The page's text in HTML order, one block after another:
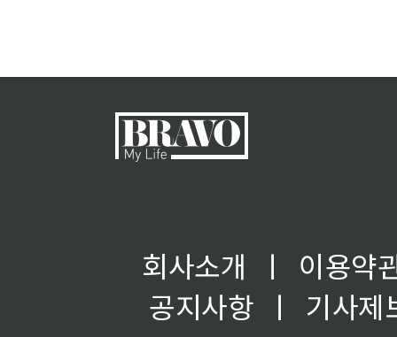
회사소개 ㅣ
이용약
공지사항
ㅣ
기사제